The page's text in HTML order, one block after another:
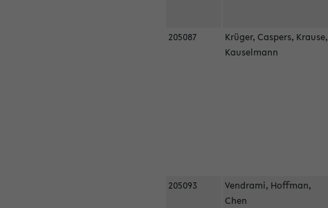
205087
Krüger, Caspers, Krause,
Kauselmann
205093
Vendrami, Hoffman,
Chen